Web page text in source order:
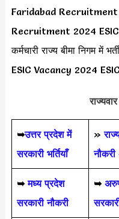
Faridabad Recruitment
Recruitment 2024 ESIC
कर्मचारी राज्य बीमा निगम
ESIC Vacancy 2024
➥उत्तर प्रदेश में
सरकारी भर्तियाँ
»
नौकरी
➥ मध्य प्रदेश
सरकारी नौकरी
➥